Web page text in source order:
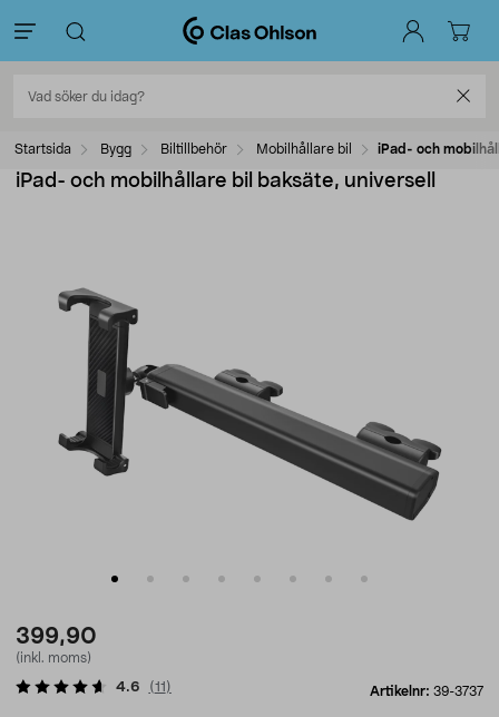
Startsida Bygg Biltillbehör Mobilhållare bil iPad- och
iPad- och mobilhållare bil baksäte, universell
399,90
(inkl. moms)
Artikelnr: 39-3737
4.6 (11 )